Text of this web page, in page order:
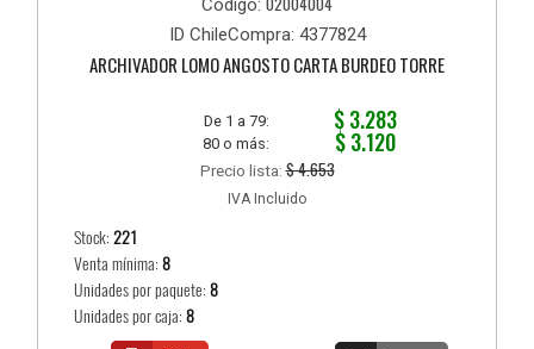
Código:
ID ChileCompra: 4377824
ARCHIVADOR LOMO ANGOSTO CARTA BURDEO TORRE
De 1 a 79: $ 3.283
80 o más: $ 3.120
Precio lista:$ 4.653
IVA Incluido
Stock:221
Venta mínima:8
Unidades por paquete:8
Unidades por caja:8